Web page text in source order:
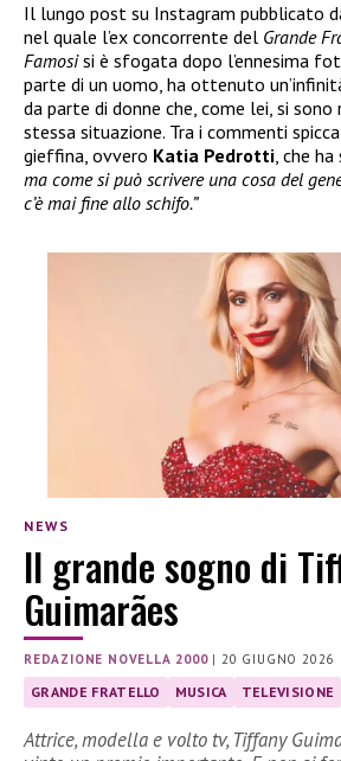
Il lungo post su Instagram pubblicato
nel quale l’ex concorrente del Grande
Famosisi è sfogata dopo l’ennesima
parte di un uomo, ha ottenuto
da parte di donne che, come lei, si
stessa situazione. Tra i commenti
gieffina, ovvero Katia Pedrotti, che
ma come si può scrivere una cosa del
c’è mai fine allo schifo.”
NEWS
Il grande sogno di
Guimarães
REDAZIONE NOVELLA 2000|20 GIUGNO 2026
GRANDE FRATELLO MUSICA TELEVISIONE
Attrice, modella e volto tv, Tiffany